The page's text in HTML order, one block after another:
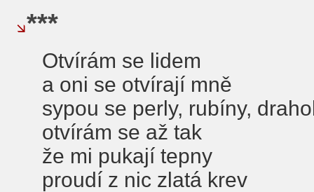
***
Otvírám se lidem
a oni se otvírají mně
sypou se perly, rubíny,
otvírám se až tak
že mi pukají tepny
proudí z nic zlatá krev